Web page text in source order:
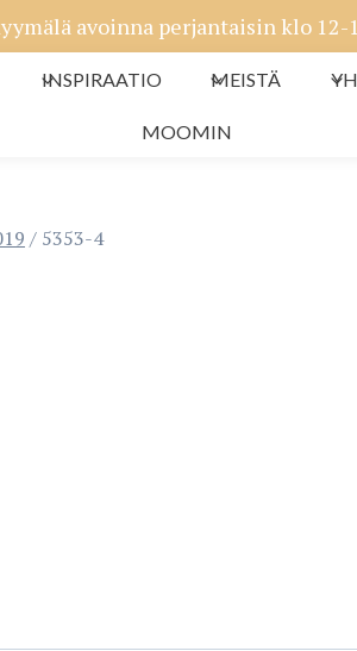
avoinna perjantaisin klo 12-
INSPIRAATIO MEISTÄ
MOOMIN
/ 5353-4